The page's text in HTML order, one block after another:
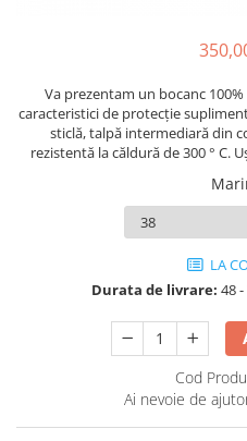
Accesorii motocoase
Foarfece de tuns gard viu si
arbusti
Masini si tractorase de tuns
Motocoase termice
Mănuși protecție
Oferte
Va prezentam un bocanc
caracteristici de protecție
sticlă, talpă intermediară din
rezistentă la căldură de 300 ° C.
LA
Durata de livrare: 48
Cod
Ai nevoie de